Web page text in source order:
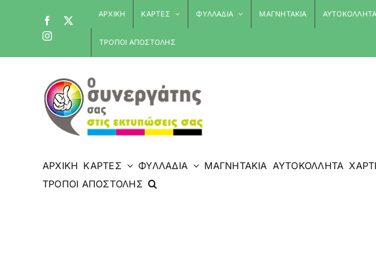
Facebook
Instagram
ΑΡΧΙΚΗ ΚΑΡΤΕΣ ΦΥΛΛΑΔΙΑ ΜΑΓΝΗΤΑΚΙΑ ΑΥΤΟΚΟΛΛΗΤΑ
ΤΡΟΠΟΙ ΑΠΟΣΤΟΛΗΣ
ΑΡΧΙΚΗ ΚΑΡΤΕΣ ΦΥΛΛΑΔΙΑ ΜΑΓΝΗΤΑΚΙΑ ΑΥΤΟΚΟΛΛΗΤΑ
ΤΡΟΠΟΙ ΑΠΟΣΤΟΛΗΣ